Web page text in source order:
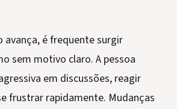
avança, é frequente surgir
sem motivo claro. A pessoa
em discussões, reagir
frustrar rapidamente. Mudanças